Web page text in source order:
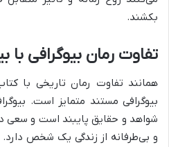
بکشند.
تفاوت رمان بیوگرافی با
همانند تفاوت رمان تاریخی با
بیوگرافی مستند متمایز است.
شواهد و حقایق پایبند است و سعی
و بی‌طرفانه از زندگی یک شخص دارد.